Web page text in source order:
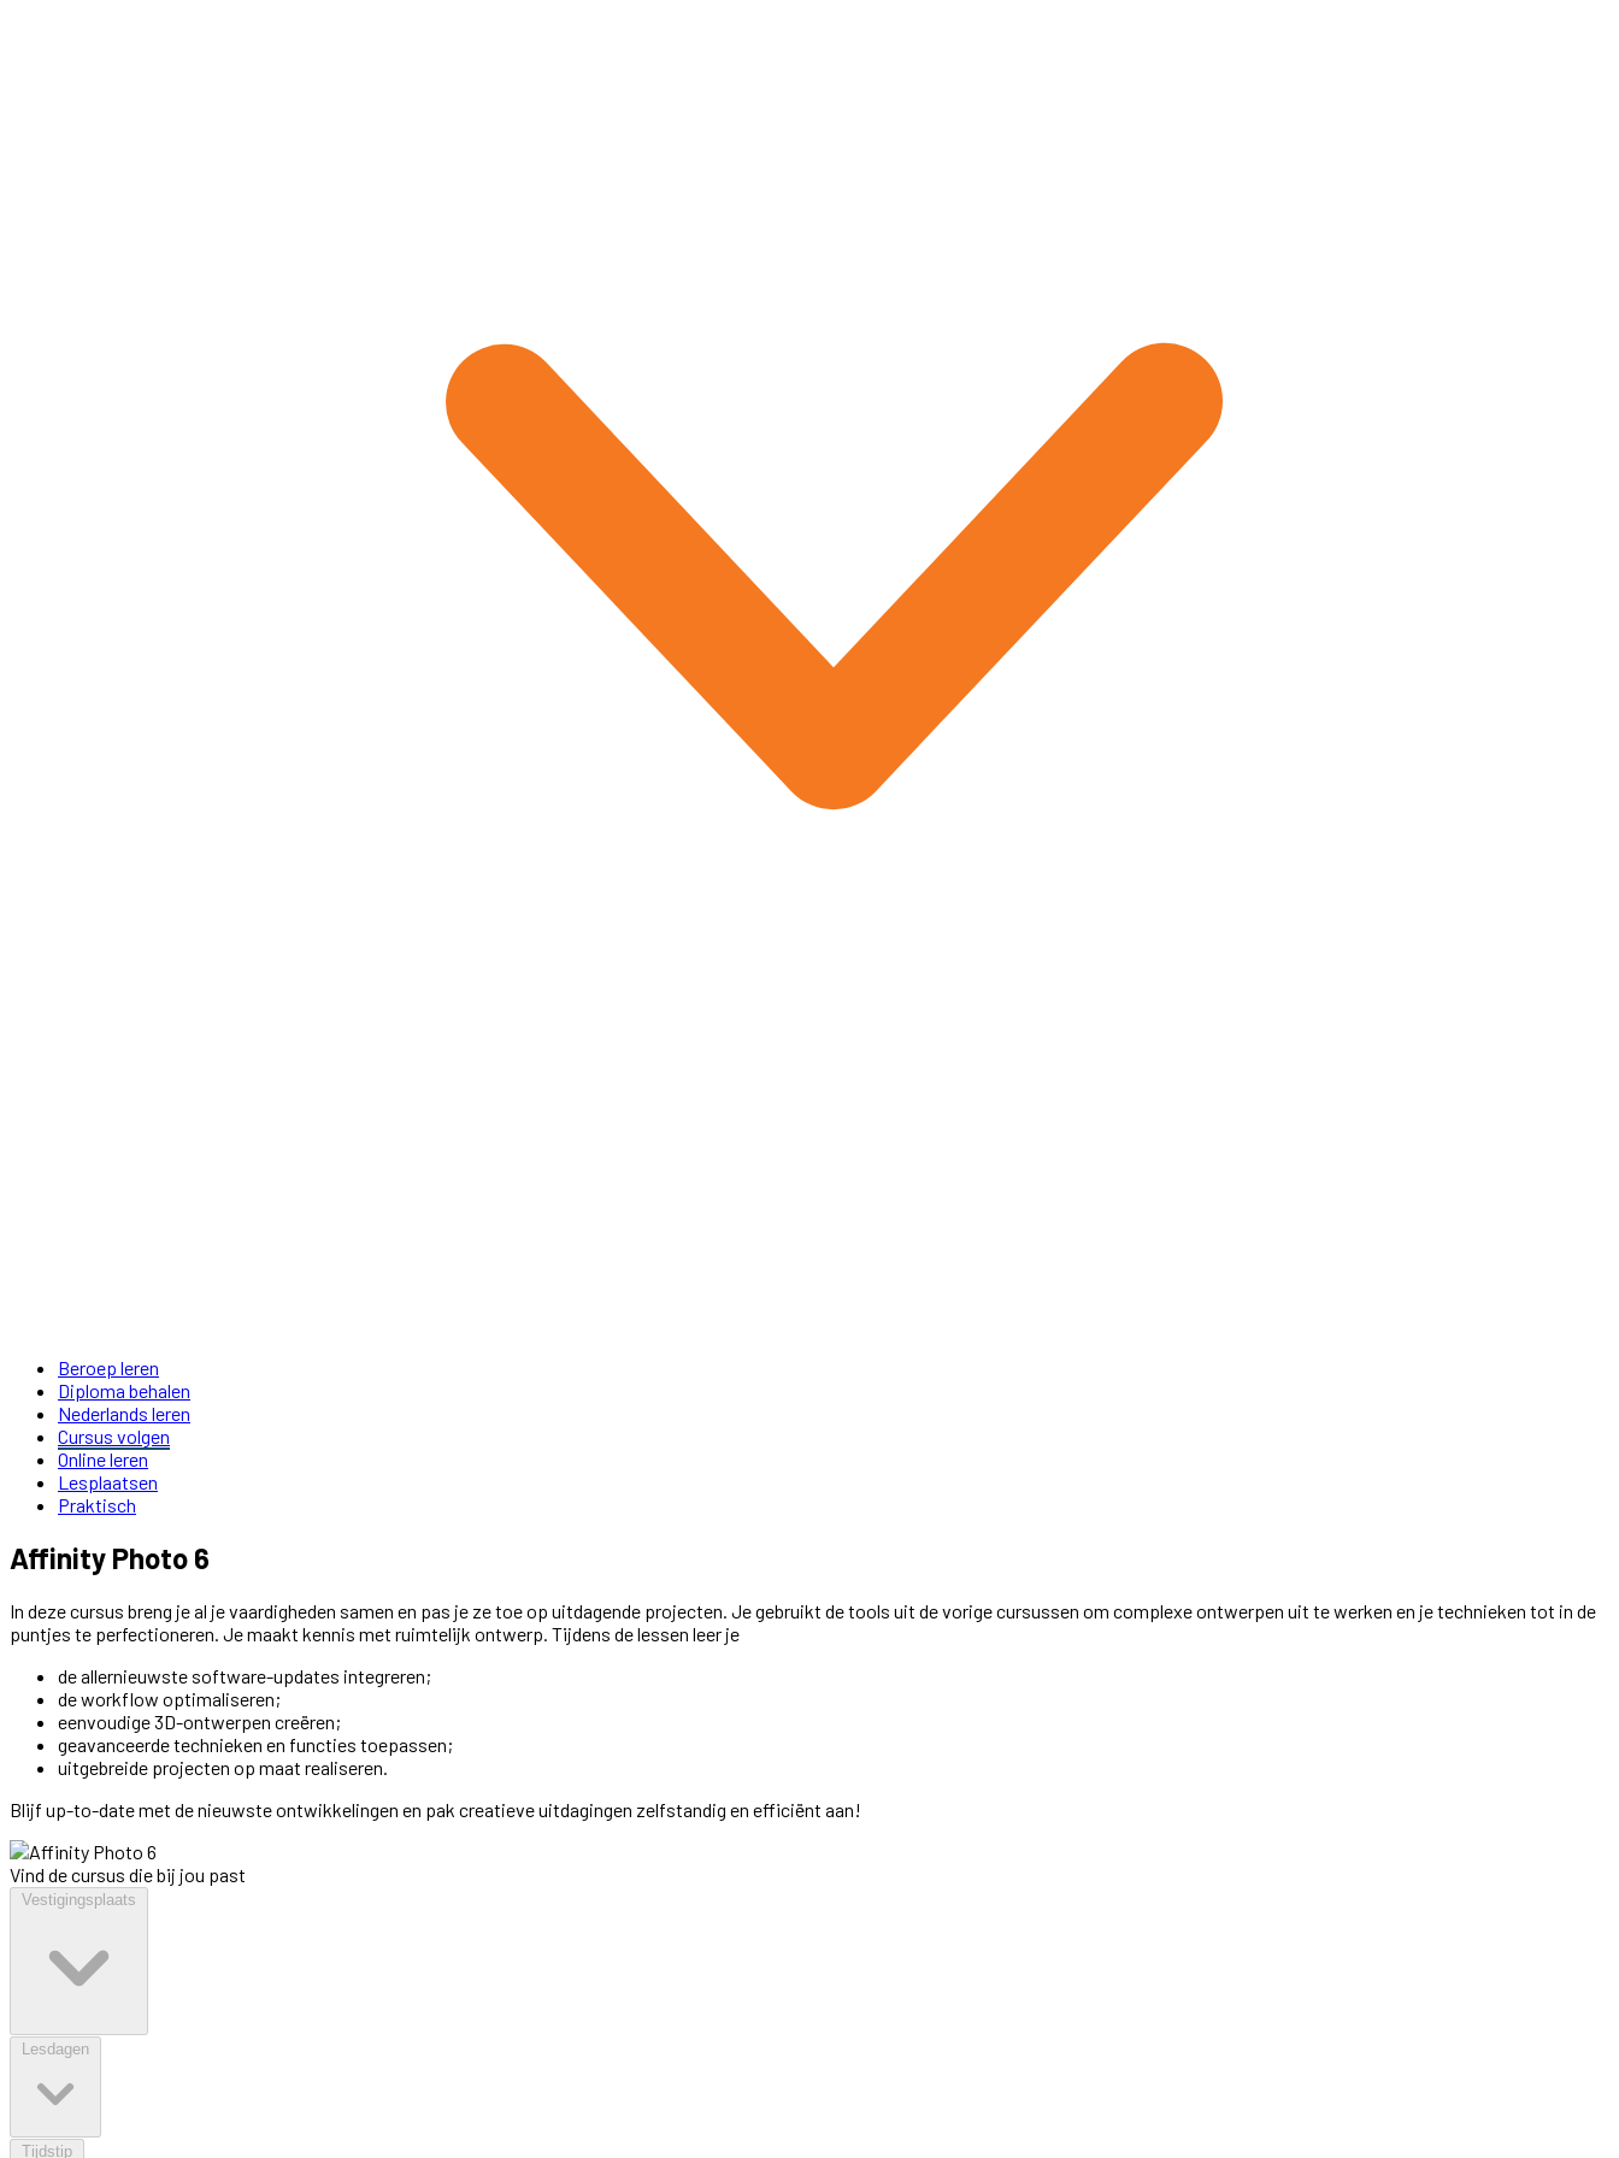
Beroep leren
Diploma behalen
Nederlands leren
Cursus volgen
Online leren
Lesplaatsen
Praktisch
Affinity Photo 6
In deze cursus breng je al je vaardigheden samen en pas je ze toe op uitdagende projecten. Je gebruikt de tools uit de vorige cursussen om complexe ontwerpen uit te werken en je technieken tot in de
puntjes te perfectioneren. Je maakt kennis met ruimtelijk ontwerp. Tijdens de lessen leer je
de allernieuwste software-updates integreren;
de workflow optimaliseren;
eenvoudige 3D-ontwerpen creëren;
geavanceerde technieken en functies toepassen;
uitgebreide projecten op maat realiseren.
Blijf up-to-date met de nieuwste ontwikkelingen en pak creatieve uitdagingen zelfstandig en efficiënt aan!
Vind de cursus die bij jou past
Vestigingsplaats
Lesdagen
Tijdstip